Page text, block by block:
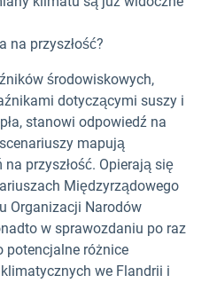
na przyszłość?
środowiskowych,
dotyczącymi suszy i
stanowi odpowiedź na
mapują
przyszłość. Opierają się
Międzyrządowego
Organizacji Narodów
w sprawozdaniu po raz
potencjalne różnice
we Flandrii i